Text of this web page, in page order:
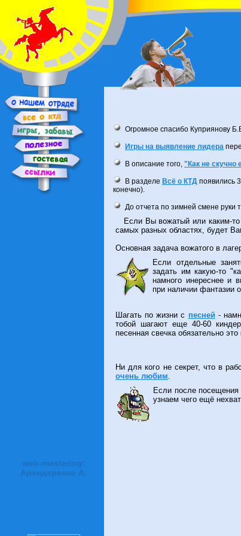
web-mastering:
Арендаренко А.
Огромное спасибо Куприянову
Игры на выявление лидера
В описание того, "Как не скучно
В разделе Всё о КТД появились
конечно).
До отчета по зимней смене
Ура! Очет по 1й смене в дол
Появился раздел"Летние
В раздел"Полезное"добавлен
сориентироваться в море
, которые
места хранения
Если Вы вожатый или каким-то
самых разных областях, будет
Основная задача вожатого в
Если отдельные
задать им какую-то
намного инереснее и
при наличии фантазии
Шагать по жизни с песней -
тобой шагают еще 40-60
песенная свечка обязательно это
Ни для кого не секрет, что в
очень любим.
Если после
узнаем чего ещё